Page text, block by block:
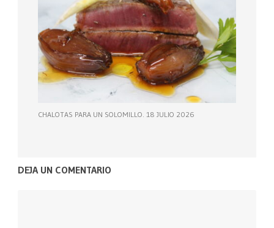
CHALOTAS PARA UN SOLOMILLO. 18 JULIO 2026
DEJA UN COMENTARIO